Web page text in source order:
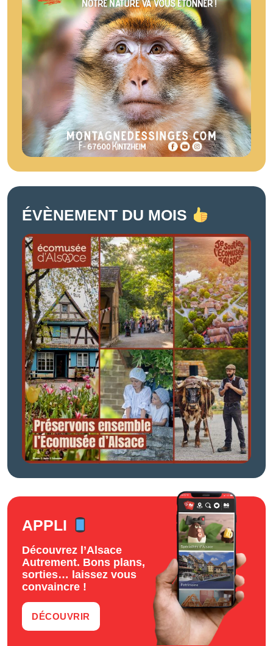
ÉVÈNEMENT DU MOIS
APPLI
Découvrez l’Alsace
Autrement. Bons plans,
sorties… laissez vous
convaincre !
DÉCOUVRIR